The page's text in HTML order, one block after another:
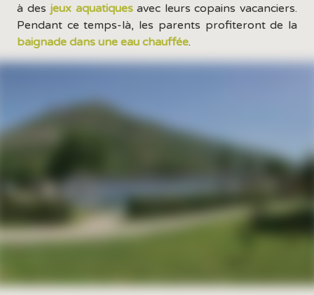
à des jeux aquatiquesavec leurs copains vacanciers.
Pendant ce temps-là, les parents profiteront de la
baignade dans une eau chauffée.